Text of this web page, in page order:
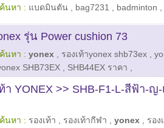
ค้นหา : แบดมินตัน bag7231 badminton
รุ่น Power cushion 73
ค้นหา : yonex รองเท้าyonex shb73ex
SHB73EX SHB44EX ราคา
า YONEX >> SHB-F1-L-สีฟ้า-ญ-
ค้นหา : รองเท้า รองเท้ากีฬา yonex
รอง